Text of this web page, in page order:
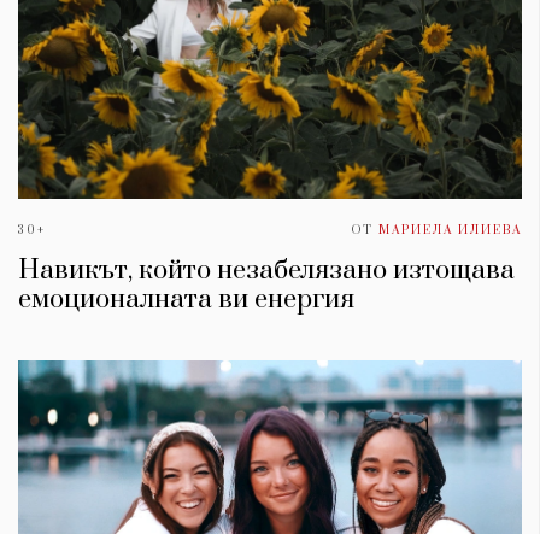
30+ ОТ МАРИЕЛА ИЛИЕВА
Навикът, който незабелязано изтощава
емоционалната ви енергия